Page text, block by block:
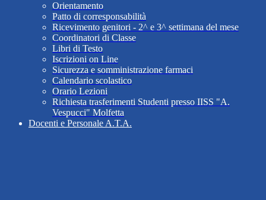
Orientamento
Patto di corresponsabilità
Ricevimento genitori - 2^ e 3^ settimana del mese
Coordinatori di Classe
Libri di Testo
Iscrizioni on Line
Sicurezza e somministrazione farmaci
Calendario scolastico
Orario Lezioni
Richiesta trasferimenti Studenti presso IISS "A.
Vespucci" Molfetta
Docenti e Personale A.T.A.